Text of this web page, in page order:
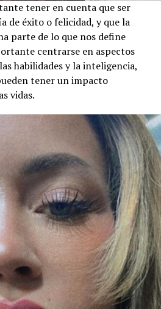
tener en cuenta que ser
de éxito o felicidad, y que la
parte de lo que nos define
centrarse en aspectos
habilidades y la inteligencia,
tener un impacto
vidas.